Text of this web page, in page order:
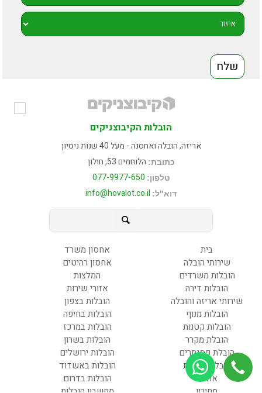
הובלות הקיבוצניקים
אריזה, הובלה ואחסנה - מעל 40 שנות ניסיון
כתובת: הלוחמים 53, חולון
טלפון: 077-9977-650
דוא"ל: info@hovalot.co.il
בית
שירותי הובלה
הובלות משרדים
הובלות דירה
שירותי אריזה והובלה
הובלות מנוף
הובלות קטנות
הובלת מקרר
הובלת פסנתרים
הובלות קטנות
אודות
אחסון משרד
אחסון רהיטים
המלצות
אזורי שירות
הובלות בצפון
הובלות בחיפה
הובלות במרכז
הובלות בשרון
הובלות ירושלים
הובלות באשדוד
הובלות בדרום